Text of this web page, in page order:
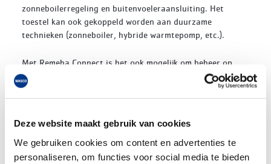
Deze website maakt gebruik van cookies
We gebruiken cookies om content en advertenties te
personaliseren, om functies voor social media te bieden
zonneboilerregeling en buitenvoeleraansluiting. Het
toestel kan ook gekoppeld worden aan duurzame
technieken (zonneboiler, hybride warmtepomp, etc.).
Met Remeha Connect is het ook mogelijk om beheer op
afstand te activeren voor de Avanta Ace. Jij als
installateur krijgt dan een mail als het apparaat niet meer
goed functioneert. Daarnaast werkt de Avanta Ace op
van Remeha. Dus als je er één kent, ken je ze allemaal.
Ketel Deals